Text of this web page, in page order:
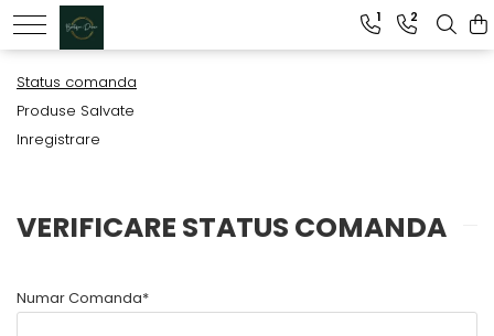
Clutch dama
Genti Piele Naturala
1 2
Status comanda
Produse Salvate
Inregistrare
VERIFICARE STATUS COMANDA
Numar Comanda*